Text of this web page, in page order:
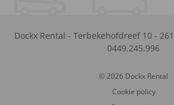
Dockx Rental - Terbekehofdreef 10 -
0449.245.996
© 2026 Dockx Rental
Cookie policy